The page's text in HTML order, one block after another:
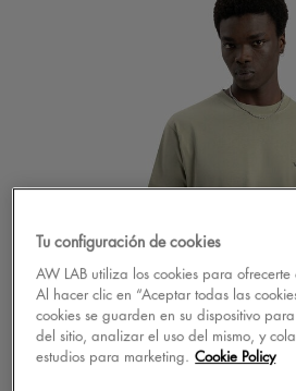
Tu configuración de cookies
AW LAB utiliza los cookies para
Al hacer clic en “Aceptar todas las
cookies se guarden en su dispositivo
del sitio, analizar el uso del mismo, y
estudios para marketing. Cookie Policy